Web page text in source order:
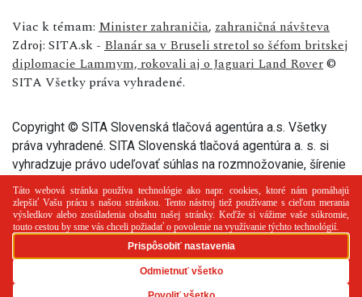
Viac k témam: Minister zahraničia, zahraničná návšteva
Zdroj: SITA.sk - Blanár sa v Bruseli stretol so šéfom britskej
diplomacie Lammym, rokovali aj o Jaguari Land Rover©
SITA Všetky práva vyhradené.
Copyright © SITA Slovenská tlačová agentúra a.s. Všetky
práva vyhradené. SITA Slovenská tlačová agentúra a. s. si
vyhradzuje právo udeľovať súhlas na rozmnožovanie, šírenie
PR článok